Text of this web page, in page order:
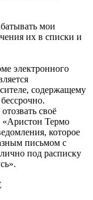
мои
их в списки и
электронного
содержащему
своё
«Аристон Термо
которое
письмом с
под расписку